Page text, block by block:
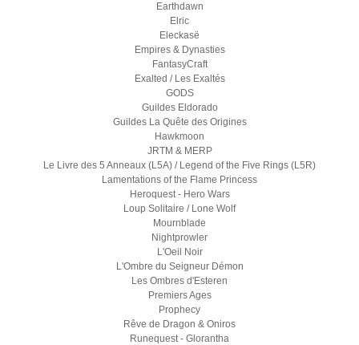
Earthdawn
Elric
Eleckasë
Empires & Dynasties
FantasyCraft
Exalted / Les Exaltés
GODS
Guildes Eldorado
Guildes La Quête des Origines
Hawkmoon
JRTM & MERP
Le Livre des 5 Anneaux (L5A) / Legend of the Five Rings (L5R)
Lamentations of the Flame Princess
Heroquest - Hero Wars
Loup Solitaire / Lone Wolf
Mournblade
Nightprowler
L'Oeil Noir
L'Ombre du Seigneur Démon
Les Ombres d'Esteren
Premiers Ages
Prophecy
Rêve de Dragon & Oniros
Runequest - Glorantha